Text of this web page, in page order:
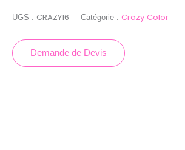
UGS : CRAZY16 Catégorie : Crazy Color
Demande de Devis